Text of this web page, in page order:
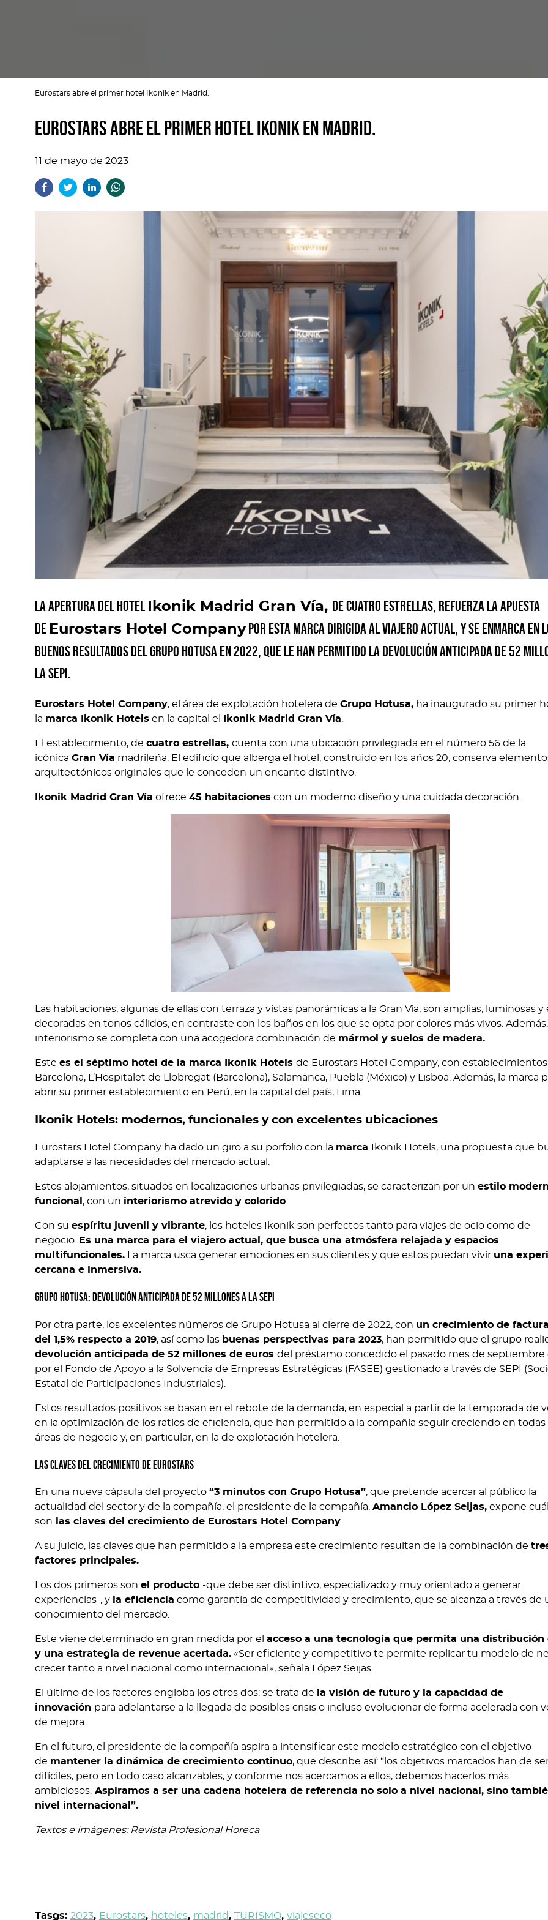
Eurostars abre el primer hotel Ikonik en Madrid.
Eurostars abre el primer hotel Ikonik en Madrid.
11 de mayo de 2023
La apertura del hotel Ikonik Madrid Gran Vía, de cuatro estrellas, refuerza la apuesta
de Eurostars Hotel Companypor esta marca dirigida al viajero actual, y se enmarca en
buenos resultados del Grupo Hotusa en 2022, que le han permitido la devolución anticipada de 52
la SEPI.
Eurostars Hotel Company, el área de explotación hotelera de Grupo Hotusa, ha inaugurado su primer
la marca Ikonik Hotels en la capital el Ikonik Madrid Gran Vía
El establecimiento, de cuatro estrellas, cuenta con una ubicación privilegiada en el número 56 de la
icónica Gran Vía madrileña. El edificio que alberga el hotel, construido en los años 20, conserva
arquitectónicos originales que le conceden un encanto distintivo.
Ikonik Madrid Gran Vía ofrece 45 habitaciones con un moderno diseño y una cuidada decoración.
Las habitaciones, algunas de ellas con terraza y vistas panorámicas a la Gran Vía, son amplias, luminosas y
decoradas en tonos cálidos, en contraste con los baños en los que se opta por colores más vivos. Además,
interiorismo se completa con una acogedora combinación de mármol y suelos de madera.
Este es el séptimo hotel de la marca Ikonik Hotels de Eurostars Hotel Company, con
Barcelona, L’Hospitalet de Llobregat (Barcelona), Salamanca, Puebla (México) y Lisboa. Además, la marca
abrir su primer establecimiento en Perú, en la capital del país, Lima.
Ikonik Hotels: modernos, funcionales y con excelentes ubicaciones
Eurostars Hotel Company ha dado un giro a su porfolio con la marca
Ikonik Hotels, una propuesta que
adaptarse a las necesidades del mercado actual.
Estos alojamientos, situados en localizaciones urbanas privilegiadas, se caracterizan por un estilo
funcional , con un interiorismo atrevido y colorido
Con su espíritu juvenil y vibrante, los hoteles Ikonik son perfectos tanto para viajes de ocio como de
negocio. Es una marca para el viajero actual, que busca una atmósfera relajada y espacios
multifuncionales. La marca usca generar emociones en sus clientes y que estos puedan vivir una
cercana e inmersiva.
Grupo Hotusa: devolución anticipada de 52 millones a la SEPI
Por otra parte, los excelentes números de Grupo Hotusa al cierre de 2022, con un crecimiento de
del 1,5% respecto a 2019, así como las buenas perspectivas para 2023, han permitido que el grupo
devolución anticipada de 52 millones de euros del préstamo concedido el pasado mes de septiembre
por el Fondo de Apoyo a la Solvencia de Empresas Estratégicas (FASEE) gestionado a través de SEPI
Estatal de Participaciones Industriales).
Estos resultados positivos se basan en el rebote de la demanda, en especial a partir de la temporada de
en la optimización de los ratios de eficiencia, que han permitido a la compañía seguir creciendo en todas
áreas de negocio y, en particular, en la de explotación hotelera.
Las claves del crecimiento de Eurostars
En una nueva cápsula del proyecto “3 minutos con Grupo Hotusa”, que pretende acercar al público la
actualidad del sector y de la compañía, el presidente de la compañía, Amancio López Seijas, expone
son las claves del crecimiento de Eurostars Hotel Company.
A su juicio, las claves que han permitido a la empresa este crecimiento resultan de la combinación de
factores principales.
Los dos primeros son el producto -que debe ser distintivo, especializado y muy orientado a generar
experiencias-, y la eficiencia como garantía de competitividad y crecimiento, que se alcanza a través de
conocimiento del mercado.
Este viene determinado en gran medida por el acceso a una tecnología que permita una distribución
y una estrategia de revenue acertada. «Ser eficiente y competitivo te permite replicar tu modelo de
crecer tanto a nivel nacional como internacional», señala López Seijas.
El último de los factores engloba los otros dos: se trata de
la visión de futuro y la capacidad de
innovación para adelantarse a la llegada de posibles crisis o incluso evolucionar de forma acelerada con
de mejora.
En el futuro, el presidente de la compañía aspira a intensificar este modelo estratégico con el objetivo
de mantener la dinámica de crecimiento continuo, que describe así: “los objetivos marcados han de
difíciles, pero en todo caso alcanzables, y conforme nos acercamos a ellos, debemos hacerlos más
ambiciosos. Aspiramos a ser una cadena hotelera de referencia no solo a nivel nacional, sino
nivel internacional”.
Textos e imágenes: Revista Profesional Horeca
Tasgs: 2023, Eurostars, hoteles, madrid, TURISMO, viajeseco